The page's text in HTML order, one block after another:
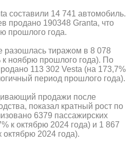
составили 14 741 автомобиль.
продано 190348 Granta, что
прошлого года.
разошлась тиражом в 8 078
к ноябрю прошлого года). По
113 302 Vesta (на 173,7%
период прошлого года).
продажи после
показал кратный рост по
6379 пассажирских
к октябрю 2024 года) и 1 867
октябрю 2024 года).